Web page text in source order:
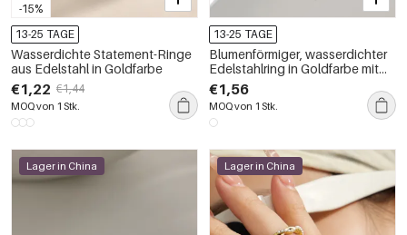
-15%
13-25 TAGE
Wasserdichte Statement-Ringe
aus Edelstahl in Goldfarbe
€1,22 €1,44
MOQ von 1 Stk.
13-25 TAGE
Blumenförmiger, wasserdichter
Edelstahlring in Goldfarbe mit
Strasssteinen – Statement-Ring
für Damen
€1,56
MOQ von 1 Stk.
Lager in China Lager in China